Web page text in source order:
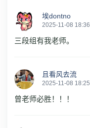
埃dontno
2025-11-08 18:36
三段组有我老师。
且看风去流
2025-11-08 18:25
曾老师必胜！！！